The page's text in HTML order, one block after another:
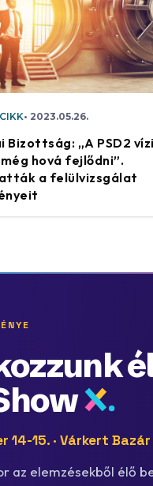
2023.05.26.
Bizottság: „A PSD2
hová fejlődni”.
a felülvizsgálat
14-15. · Várkert Bazár
az elemzésekből élő